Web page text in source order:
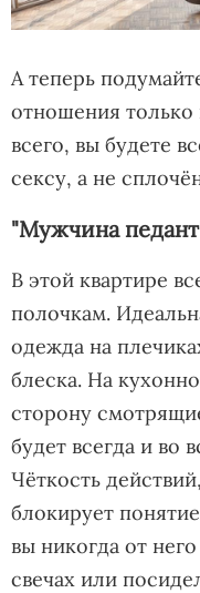
А теперь
отношения только
всего, вы будете
сексу, а не
"Мужчина
В этой квартире
полочкам.
одежда на
блеска. На
сторону
будет всегда и во
Чёткость
блокирует
вы никогда от
свечах или